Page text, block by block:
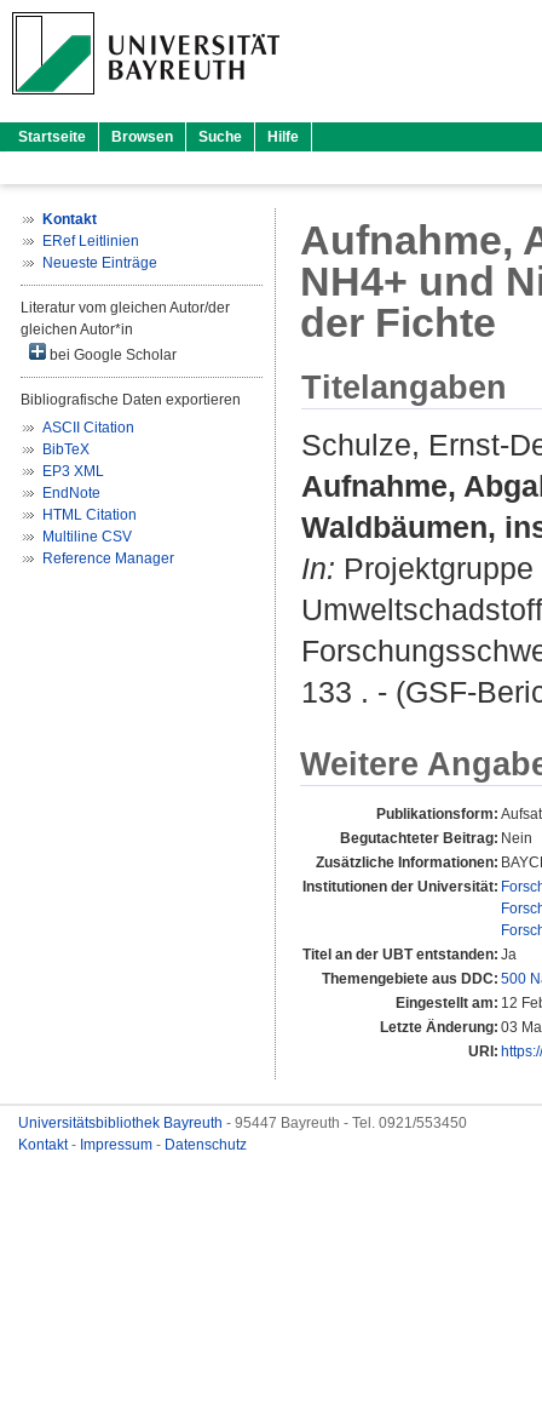
Startseite Browsen Suche Hilfe
Kontakt
ERef Leitlinien
Neueste Einträge
Literatur vom gleichen Autor/der
gleichen Autor*in
bei Google Scholar
Bibliografische Daten exportieren
ASCII Citation
BibTeX
EP3 XML
EndNote
HTML Citation
Multiline CSV
Reference Manager
Aufnahme,
NH4+ und
der Fichte
Titelangaben
Schulze, Ernst-
Aufnahme,
Waldbäumen,
In:
133 . - (GSF-
Weitere
Publikationsform:
Begutachteter Beitrag: Nein
Zusätzliche Informationen:
Institutionen der Universität:
Titel an der UBT entstanden: Ja
Themengebiete aus DDC: 500
Eingestellt am: 12
Letzte Änderung: 03
URI:
Universitätsbibliothek Bayreuth - 95447 Bayreuth - Tel. 0921/553450
Kontakt- Impressum - Datenschutz